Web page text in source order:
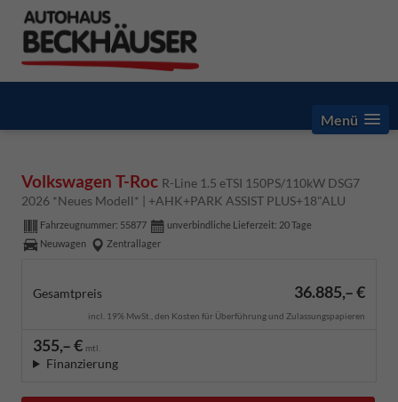
Menü
Volkswagen T-Roc R-Line 1.5 eTSI 150PS/110kW DSG7
2026 *Neues Modell* | +AHK+PARK ASSIST PLUS+18"ALU
Fahrzeugnummer: 55877 unverbindliche Lieferzeit: 20 Tage
Neuwagen
Zentrallager
Gesamtpreis 36.885,– €
incl. 19% MwSt., den Kosten für Überführung und Zulassungspapieren
355,– € mtl.
Finanzierung